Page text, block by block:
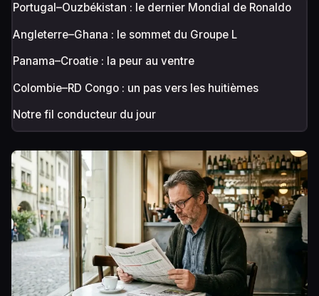
Portugal–Ouzbékistan : le dernier Mondial de Ronaldo
Angleterre–Ghana : le sommet du Groupe L
Panama–Croatie : la peur au ventre
Colombie–RD Congo : un pas vers les huitièmes
Notre fil conducteur du jour